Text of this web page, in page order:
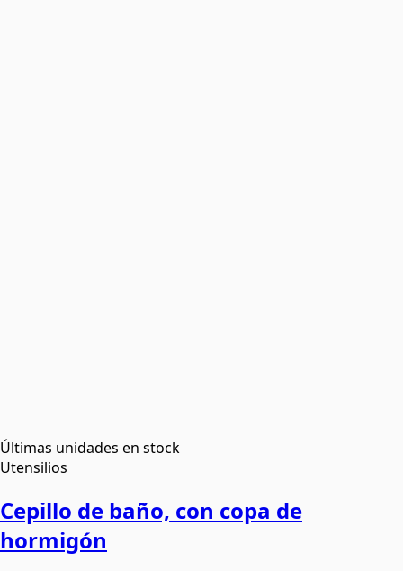
Últimas unidades en stock
Utensilios
Cepillo de baño, con copa de
hormigón